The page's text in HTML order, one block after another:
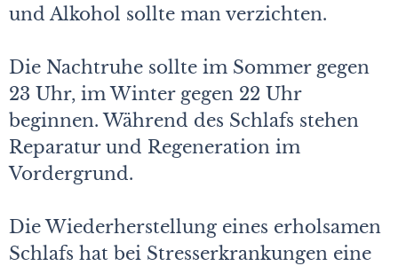
und Alkohol sollte man verzichten.
Die Nachtruhe sollte im Sommer gegen
23 Uhr, im Winter gegen 22 Uhr
beginnen. Während des Schlafs stehen
Reparatur und Regeneration im
Vordergrund.
Die Wiederherstellung eines erholsamen
Schlafs hat bei Stresserkrankungen eine